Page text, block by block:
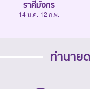
ราศีมังกร
14 ม.ค.-12 ก.พ.
ทำนาย